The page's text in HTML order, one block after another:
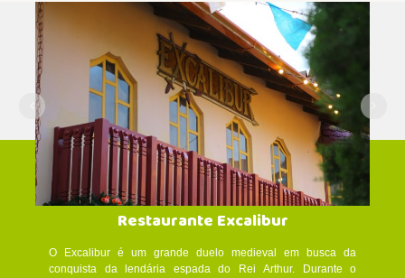
Restaurante Excalibur
O Excalibur é um grande duelo medieval em busca da
conquista da lendária espada do Rei Arthur. Durante o